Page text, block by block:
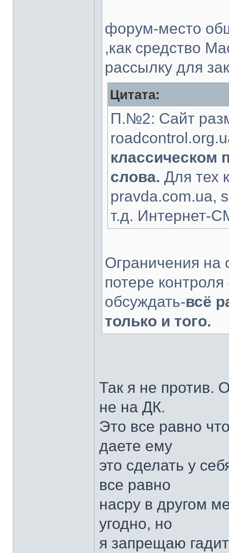
форум-место
,как средство
рассылку для
Цитата:
П.№2: Сайт
классическом
слова. Для тех
pravda.com.ua,
т.д. Интернет-
Ограничения на
потере
обсуждать-всё
только и того.
Так я не против.
не на ДК.
Это все равно
даете ему
это сделать у
все равно
насру в другом
угодно, но
я запрещаю